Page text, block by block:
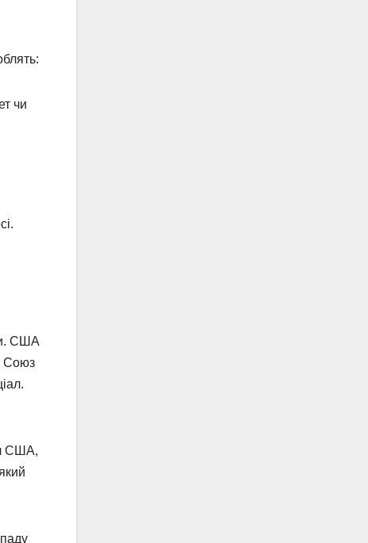
чи
США
Союз
США,